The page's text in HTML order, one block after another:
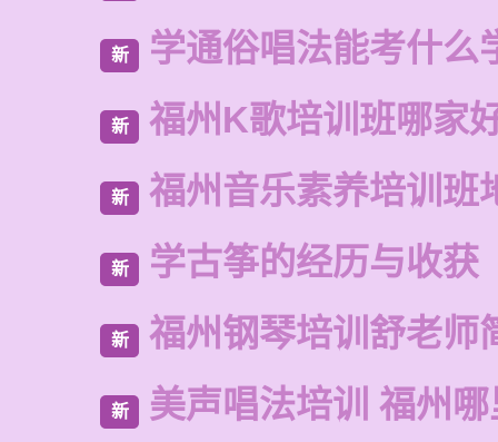
新 学通俗唱法能考什么
新 福州K歌培训班哪家
新 福州音乐素养培训班
新 学古筝的经历与收获
新 福州钢琴培训舒老师
新 美声唱法培训 福州